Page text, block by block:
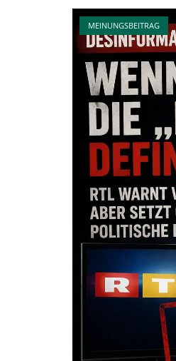
MEINUNGSBEITRAG
Open post